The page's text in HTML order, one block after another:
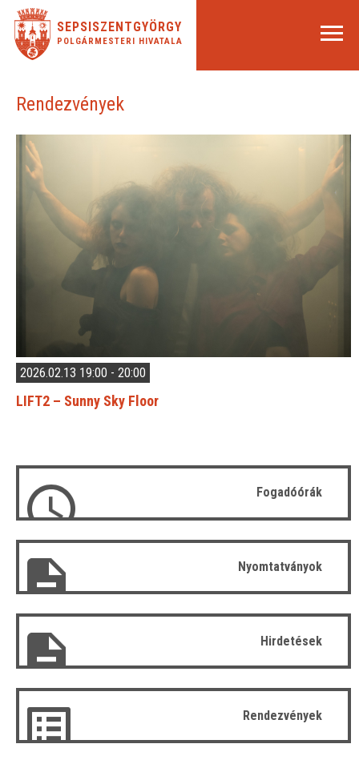
SEPSISZENTGYÖRGY
POLGÁRMESTERI HIVATALA
Rendezvények
2026.02.13 19:00 - 20:00
LIFT2 – Sunny Sky Floor
Fogadóórák
Nyomtatványok
Hirdetések
Rendezvények